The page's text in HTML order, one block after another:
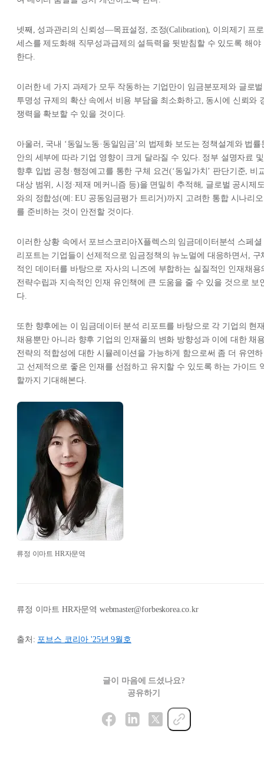
넷째, 성과관리의 신뢰성—목표설정, 조정(Calibration), 이의제기 프로
세스를 제도화해 직무성과급제의 설득력을 뒷받침할 수 있도록 해야
한다.
이러한 네 가지 과제가 모두 작동하는 기업만이 임금분포제와 글로벌
투명성 규제의 확산 속에서 비용 부담을 최소화하고, 동시에 신뢰와
쟁력을 확보할 수 있을 것이다.
아울러, 국내 ‘동일노동·동일임금’의 법제화 보도는 정책설계와 법률
안의 세부에 따라 기업 영향이 크게 달라질 수 있다. 정부 설명자료 및
향후 입법 공청·행정예고를 통한 구체 요건(‘동일가치’ 판단기준, 비
대상 범위, 시정·제재 메커니즘 등)을 면밀히 추적해, 글로벌 공시제
와의 정합성(예: EU 공동임금평가 트리거)까지 고려한 통합 시나리오
를 준비하는 것이 안전할 것이다.
이러한 상황 속에서 포브스코리아X플렉스의 임금데이터분석 스페셜
리포트는 기업들이 선제적으로 임금정책의 뉴노멀에 대응하면서, 구
적인 데이터를 바탕으로 자사의 니즈에 부합하는 실질적인 인재채용
전략수립과 지속적인 인재 유인책에 큰 도움을 줄 수 있을 것으로 보
다.
또한 향후에는 이 임금데이터 분석 리포트를 바탕으로 각 기업의 현
채용뿐만 아니라 향후 기업의 인재풀의 변화 방향성과 이에 대한 채
전략의 적합성에 대한 시뮬레이션을 가능하게 함으로써 좀 더 유연하
고 선제적으로 좋은 인재를 선점하고 유지할 수 있도록 하는 가이드
할까지 기대해본다.
류정 이마트 HR자문역
류정 이마트 HR자문역 webmaster@forbeskorea.co.kr
출처: 포브스 코리아 '25년 9월호
글이 마음에 드셨나요?
공유하기